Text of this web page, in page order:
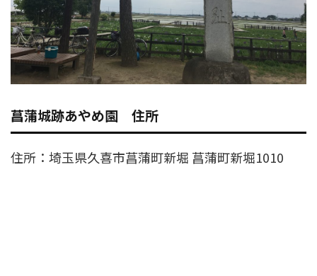
菖蒲城跡あやめ園 住所
住所：埼玉県久喜市菖蒲町新堀 菖蒲町新堀1010